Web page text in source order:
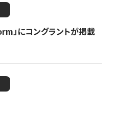
」にコングラントが掲載